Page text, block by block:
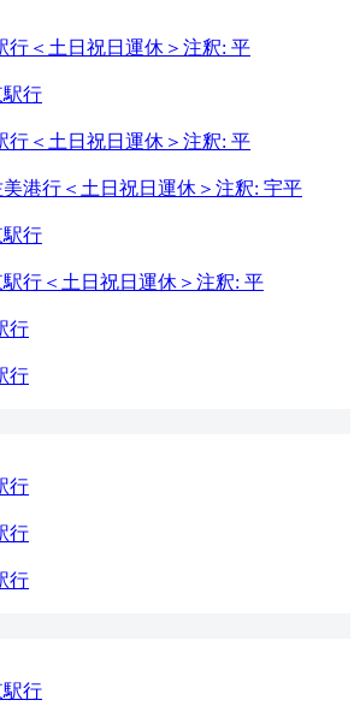
行＜土日祝日運休＞ 注釈: 平
行
行＜土日祝日運休＞ 注釈: 平
港行＜土日祝日運休＞ 注釈: 宇平
行
行＜土日祝日運休＞ 注釈: 平
行
行
行
行
行
行